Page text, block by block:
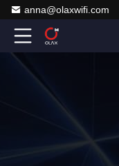
anna@olaxwifi.com